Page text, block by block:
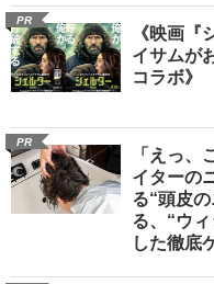
PR
《映画『
イサムが
コラボ》
PR
「えっ、
イターの
る“頭皮
る、“ウ
した徹底